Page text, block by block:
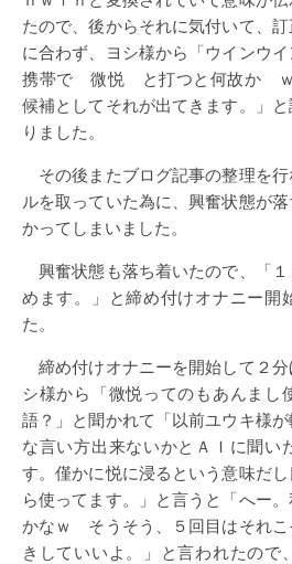
たので、後からそれに気付いて、
に合わず、ヨシ様から「ウインウ
携帯で 微悦 と打つと何故か ｗ
候補としてそれが出てきます。」
りました。
その後またブログ記事の整理を
ルを取っていた為に、興奮状態が
かってしまいました。
興奮状態も落ち着いたので、「
めます。」と締め付けオナニー開
た。
締め付けオナニーを開始して２
シ様から「微悦ってのもあんまし
語？」と聞かれて「以前ユウキ様
な言い方出来ないかとＡＩに聞い
す。僅かに悦に浸るという意味だ
ら使ってます。」と言うと「へー
かなｗ そうそう、５回目はそれこ
きしていいよ。」と言われたので